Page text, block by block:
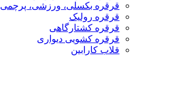
قرقره بکسلی، ورزشی، پرچمی
قرقره رولیک
قرقره کشتارگاهی
قرقره کشویی دیواری
قلاب کارابین